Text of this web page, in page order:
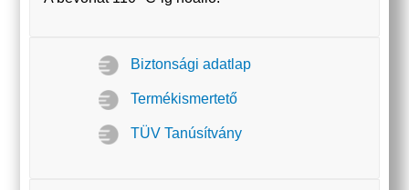
Biztonsági adatlap
Termékismertető
TÜV Tanúsítvány